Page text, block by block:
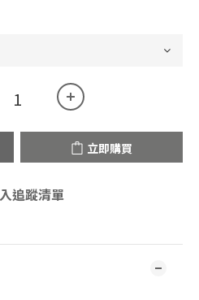
立即購買
追蹤清單